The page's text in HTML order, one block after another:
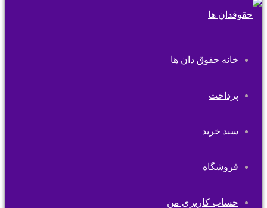
خانه حقوق دان ها
پرداخت
سبد خرید
فروشگاه
حساب کاربری من